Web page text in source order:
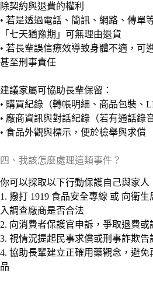
除契約與退費的權利
• 若是透過電話、簡訊、網路、傳單
「七天猶豫期」可無理由退貨
• 若長輩誤信療效導致身體不適，可
甚至刑事責任
建議家屬可協助長輩保留：
• 購買紀錄（轉帳明細、商品包裝、
• 廠商資訊與對話紀錄（若有通話錄
• 食品外觀與標示，便於檢舉與求償
四、我該怎麼處理這類事件？
你可以採取以下行動保護自己與家人
1. 撥打 1919 食品安全專線 或 向衛
入調查廠商是否合法
2. 向消費者保護官申訴，爭取退費或
3. 視情況提起民事求償或刑事詐欺告
4. 協助長輩建立正確用藥觀念，避
品